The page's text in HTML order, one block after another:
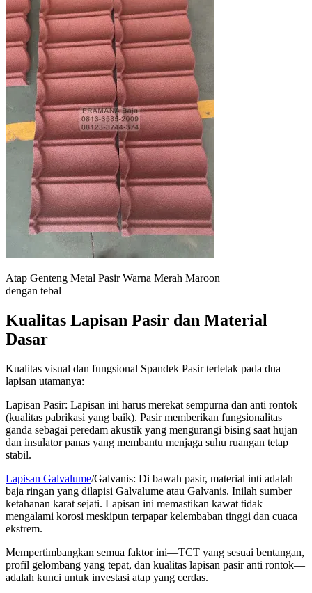
Atap Genteng Metal Pasir Warna Merah Maroon
dengan tebal
Kualitas Lapisan Pasir dan Material
Dasar
Kualitas visual dan fungsional Spandek Pasir terletak pada dua
lapisan utamanya:
Lapisan Pasir: Lapisan ini harus merekat sempurna dan anti rontok
(kualitas pabrikasi yang baik). Pasir memberikan fungsionalitas
ganda sebagai peredam akustik yang mengurangi bising saat hujan
dan insulator panas yang membantu menjaga suhu ruangan tetap
stabil.
Lapisan Galvalume/Galvanis: Di bawah pasir, material inti adalah
baja ringan yang dilapisi Galvalume atau Galvanis. Inilah sumber
ketahanan karat sejati. Lapisan ini memastikan kawat tidak
mengalami korosi meskipun terpapar kelembaban tinggi dan cuaca
ekstrem.
Mempertimbangkan semua faktor ini—TCT yang sesuai bentangan,
profil gelombang yang tepat, dan kualitas lapisan pasir anti rontok—
adalah kunci untuk investasi atap yang cerdas.